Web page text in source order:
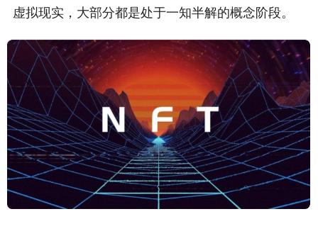
虚拟现实，大部分都是处于一知半解的概念阶段。